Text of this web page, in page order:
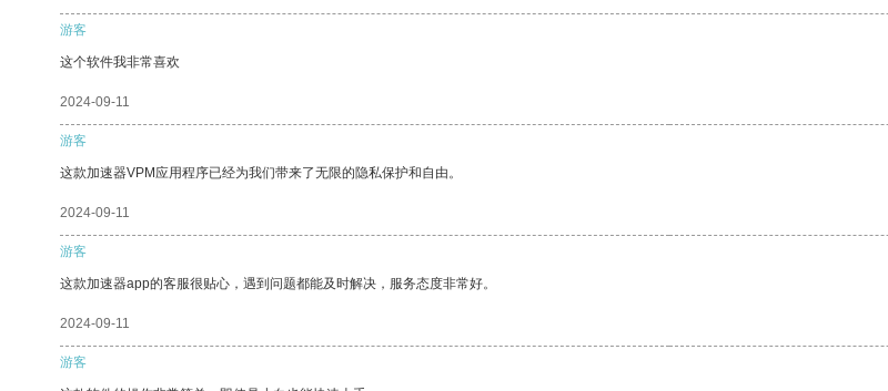
游客
这个软件我非常喜欢
2024-09-11
游客
这款加速器VPM应用程序已经为我们带来了无限的隐私保护和自由。
2024-09-11
游客
这款加速器app的客服很贴心，遇到问题都能及时解决，服务态度非常好。
2024-09-11
游客